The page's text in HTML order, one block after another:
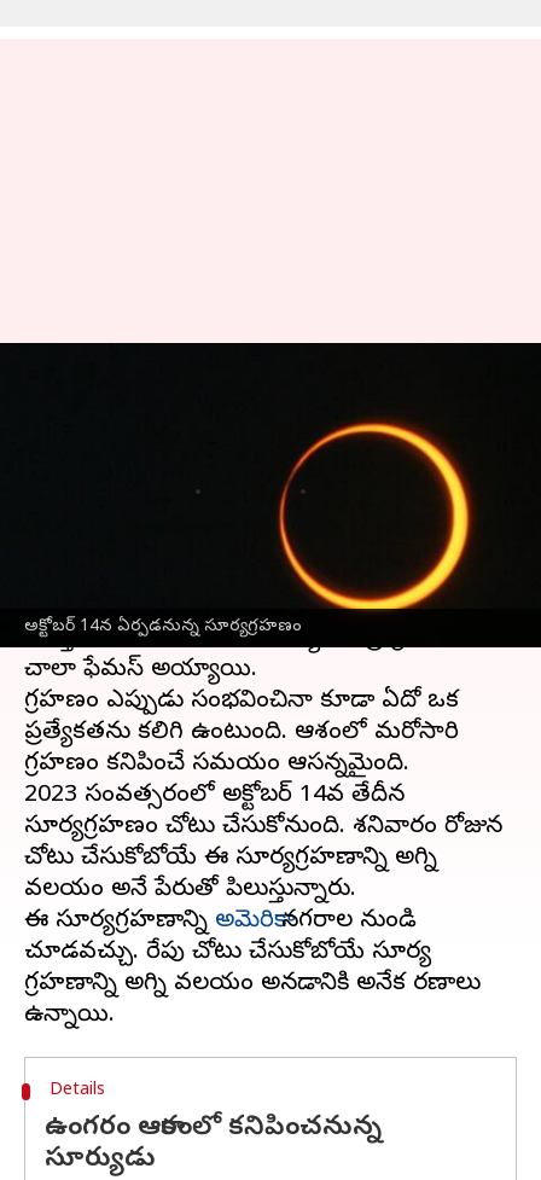
అక్టోబర్ 14న ఏర్పడనున్న సూర్యగ్రహణం
ఉంగరం ఆకారంలో కనిపించనున్న
Oct 13, 2023
ఆకాశంలో ఏర్పడే ప్రతి విషయంపైన మనిషికి ఎంతో
ఆసక్తి ఉంటుంది. అందుకే సూర్య, చంద్ర గ్రహణాలు
చాలా ఫేమస్ అయ్యాయి.
గ్రహణం ఎప్పుడు సంభవించినా కూడా ఏదో ఒక
ప్రత్యేకతను కలిగి ఉంటుంది. ఆకాశంలో మరోసారి
గ్రహణం కనిపించే సమయం ఆసన్నమైంది.
2023 సంవత్సరంలో అక్టోబర్ 14వ తేదీన
సూర్యగ్రహణం చోటు చేసుకోనుంది. శనివారం రోజున
చోటు చేసుకోబోయే ఈ సూర్యగ్రహణాన్ని అగ్ని
వలయం అనే పేరుతో పిలుస్తున్నారు.
ఈ సూర్యగ్రహణాన్ని అమెరికానగరాల నుండి
చూడవచ్చు. రేపు చోటు చేసుకోబోయే సూర్య
గ్రహణాన్ని అగ్ని వలయం అనడానికి అనేక కారణాలు
Details
ఉంగరం ఆకారంలో కనిపించనున్న
సూర్యుడు